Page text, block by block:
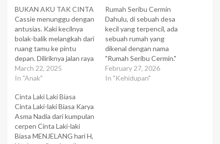
BUKAN AKU TAK CINTA
Cassie menunggu dengan
antusias. Kaki kecilnya
bolak-balik melangkah dari
ruang tamu ke pintu
depan. Diliriknya jalan raya
depan rumah. Belum ada.
Cassie masuk lagi. Keluar
lagi. Keluar lagi. Begitu
terus selama hampir satu
jam. Suara si Mbok yang
menyuruhnya berulang
kali untuk makan duluan
March 22, 2025
In "Anak"
Rumah Seribu Cermin
Dahulu, di sebuah desa
kecil yang terpencil, ada
sebuah rumah yang
dikenal dengan nama
"Rumah Seribu Cermin."
Suatu hari seekor anjing
kecil sedang berjalan-
February 27, 2026
In "Kehidupan"
Cinta Laki Laki Biasa
Cinta Laki-laki Biasa Karya
Asma Nadia dari kumpulan
cerpen Cinta Laki-laki
Biasa MENJELANG hari H,